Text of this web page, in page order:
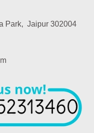
Park, Jaipur 302004